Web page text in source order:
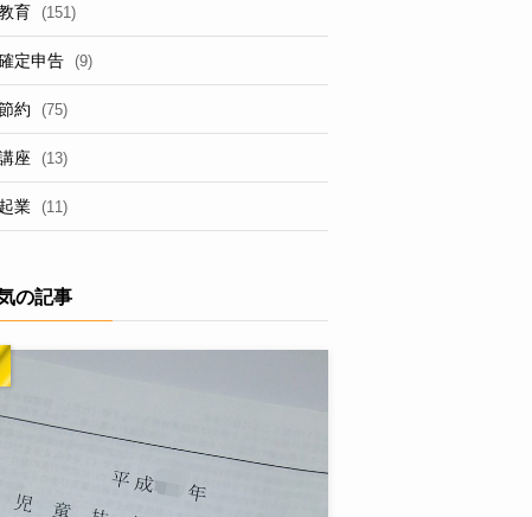
育 (151)
定申告 (9)
約 (75)
座 (13)
起業 (11)
の記事